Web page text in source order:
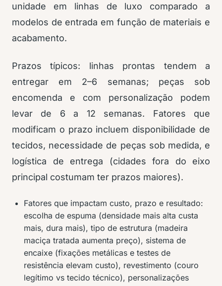
unidade em linhas de luxo comparado a
modelos de entrada em função de materiais e
acabamento.
Prazos típicos: linhas prontas tendem a
entregar em 2–6 semanas; peças sob
encomenda e com personalização podem
levar de 6 a 12 semanas. Fatores que
modificam o prazo incluem disponibilidade de
tecidos, necessidade de peças sob medida, e
logística de entrega (cidades fora do eixo
principal costumam ter prazos maiores).
Fatores que impactam custo, prazo e resultado:
escolha de espuma (densidade mais alta custa
mais, dura mais), tipo de estrutura (madeira
maciça tratada aumenta preço), sistema de
encaixe (fixações metálicas e testes de
resistência elevam custo), revestimento (couro
legítimo vs tecido técnico), personalizações